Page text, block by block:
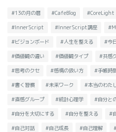
#13の月の暦 #CafeBlog #CoreLight
#InnerScript #InnerScript講座
#ビジョンボード #人生を整える #今
#価値観の違い #価値観タイプ #共感
#思考のクセ #感情の扱い方 #手帳時
#書く習慣 #未来ワーク #本当のわた
#直感グループ #統計心理学 #自分と
#自分を大切にする #自分を整える #
#自己対話 #自己成長 #自己理解